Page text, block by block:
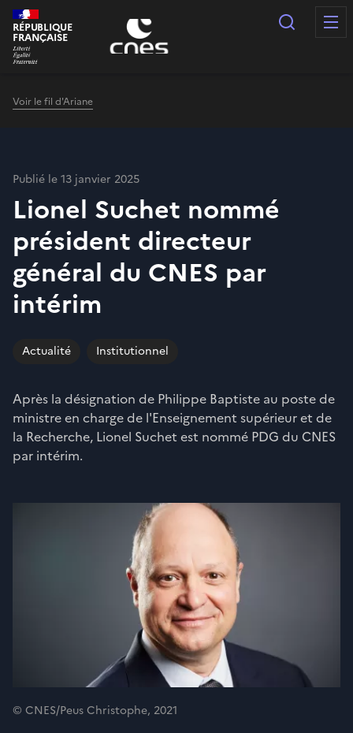
Panneau de gestion des cookies
RÉPUBLIQUE
FRANÇAISE
Voir le fil d'Ariane
Publié le 13 janvier 2025
Lionel Suchet nommé
président directeur
général du CNES par
intérim
Actualité Institutionnel
Après la désignation de Philippe Baptiste au poste de
ministre en charge de l'Enseignement supérieur et de
la Recherche, Lionel Suchet est nommé PDG du CNES
par intérim.
© CNES/Peus Christophe, 2021